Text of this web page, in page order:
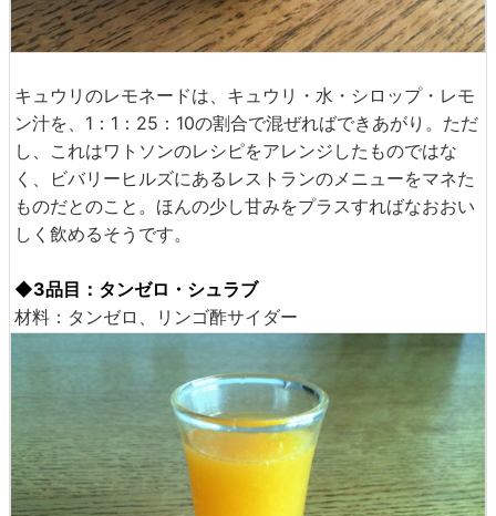
キュウリのレモネードは、キュウリ・水・シロップ・レモ
ン汁を、1：1：25：10の割合で混ぜればできあがり。ただ
し、これはワトソンのレシピをアレンジしたものではな
く、ビバリーヒルズにあるレストランのメニューをマネた
ものだとのこと。ほんの少し甘みをプラスすればなおおい
しく飲めるそうです。
◆3品目：タンゼロ・シュラブ
材料：タンゼロ、リンゴ酢サイダー